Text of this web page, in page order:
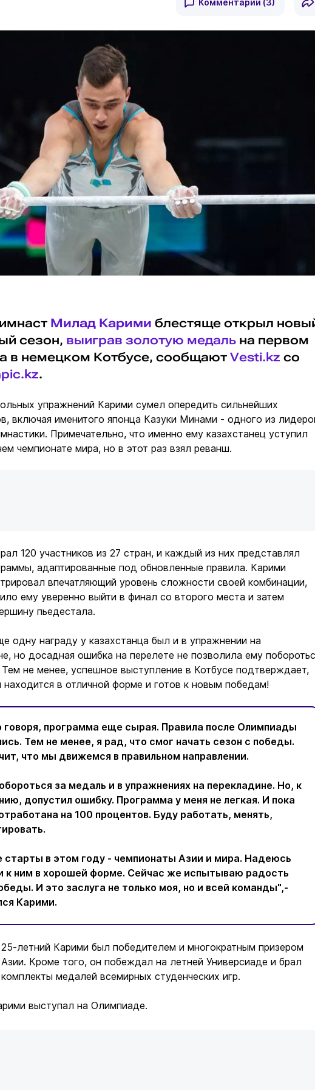
Комментарии (3)
Милад Карими блестяще открыл
сезон, выиграв золотую медаль на первом
в немецком Котбусе, сообщают Vesti.kz со
.
упражнений Карими сумел опередить сильнейших
включая именитого японца Казуки Минами - одного из
Примечательно, что именно ему казахстанец уступил
чемпионате мира, но в этот раз взял реванш.
120 участников из 27 стран, и каждый из них представлял
адаптированные под обновленные правила. Карими
впечатляющий уровень сложности своей комбинации,
ему уверенно выйти в финал со второго места и затем
пьедестала.
одну награду у казахстанца был и в упражнении на
но досадная ошибка на перелете не позволила ему
не менее, успешное выступление в Котбусе подтверждает,
находится в отличной форме и готов к новым победам!
говоря, программа еще сырая. Правила после Олимпиады
Тем не менее, я рад, что смог начать сезон с победы.
что мы движемся в правильном направлении.
за медаль и в упражнениях на перекладине. Но, к
допустил ошибку. Программа у меня не легкая. И пока
на 100 процентов. Буду работать, менять,
старты в этом году - чемпионаты Азии и мира. Надеюсь
к ним в хорошей форме. Сейчас же испытываю радость
И это заслуга не только моя, но и всей команды",-
Карими.
летний Карими был победителем и многократным призером
Кроме того, он побеждал на летней Универсиаде и брал
медалей всемирных студенческих игр.
выступал на Олимпиаде.